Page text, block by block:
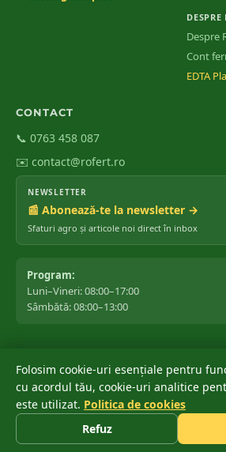
DESPRE
Despre
Cont
EDTA
CONTACT
📞 0763 458 087
✉️ contact@rofert.ro
NEWSLETTER
📰 Abonează-te la newsletter →
Sfaturi agro și articole noi direct în inbox
Program:
Luni–Vineri: 08:00–17:00
Sâmbătă: 08:00–13:00
2026 ROfert România SRL.Toate
®
Marca ROfert® este înregistrată oficial la
2018 · Acordată: 20 noiembrie 2018
Politica de confidențialitate Termeni
Folosim cookie-uri esențiale pentru
cu acordul tău, cookie-uri analitice
este utilizat. Politica de cookies
Refuz